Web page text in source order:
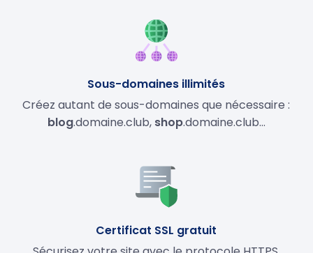
Sous-domaines illimités
Créez autant de sous-domaines que nécessaire :
blog.domaine.club, shop.domaine.club…
Certificat SSL gratuit